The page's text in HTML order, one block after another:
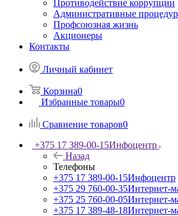
Противодействие коррупции
Административные
Профсоюзная жизнь
Акционеры
Контакты
Личный кабинет
Корзина0
Избранные товары0
Сравнение товаров0
+375 17 389-00-15Инфоцентр
Назад
Телефоны
+375 17 389-00-15Инфоцентр
+375 29 760-00-35Интернет-
+375 25 760-00-05Интернет-
+375 17 389-48-18Интернет-